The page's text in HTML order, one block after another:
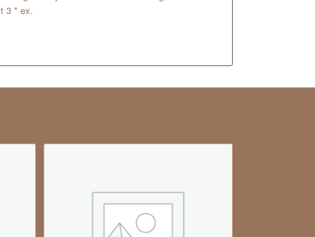
3 * ex.